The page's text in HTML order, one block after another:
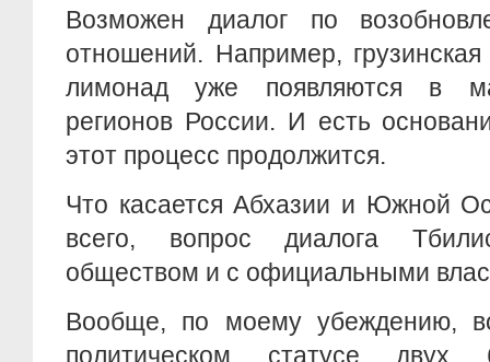
Возможен диалог по
отношений. Например,
лимонад уже появляются в
регионов России. И есть
этот процесс продолжится.
Что касается Абхазии и Южной
всего, вопрос диалога
обществом и с официальными
Вообще, по моему убеждению,
политическом статусе двух